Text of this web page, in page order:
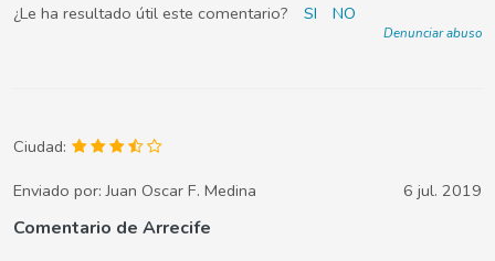
¿Le ha resultado útil este comentario? SI NO
Denunciar abuso
Ciudad:
Enviado por:Juan Oscar F. Medina 6 jul. 2019
Comentario de Arrecife